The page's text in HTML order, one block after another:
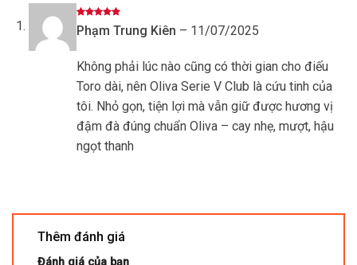
Được xếp
hạng55
Phạm Trung Kiên – 11/07/2025
Không phải lúc nào cũng có thời gian cho điếu
Toro dài, nên Oliva Serie V Club là cứu tinh của
tôi. Nhỏ gọn, tiện lợi mà vẫn giữ được hương vị
đậm đà đúng chuẩn Oliva – cay nhẹ, mượt, hậu
ngọt thanh
Thêm đánh giá
Đánh giá của bạn